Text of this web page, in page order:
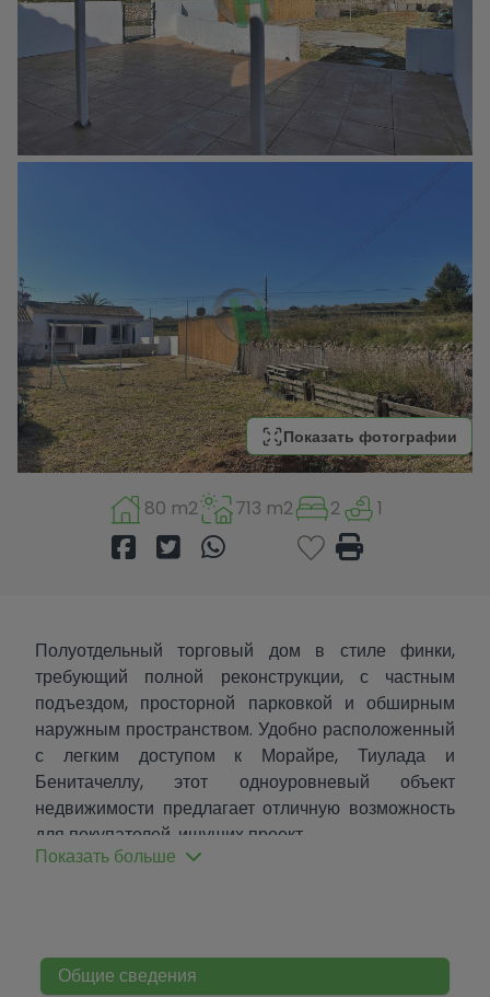
Показать фотографии
80 m2 713 m2 2 1
Полуотдельный торговый дом в стиле финки,
требующий полной реконструкции, с частным
подъездом, просторной парковкой и обширным
наружным пространством. Удобно расположенный
с легким доступом к Морайре, Тиулада и
Бенитачеллу, этот одноуровневый объект
недвижимости предлагает отличную возможность
для покупателей, ищущих проект.
открытым видом на гору Монхайо. Внутри
находятся светлая гостиная с камином и прямым
Показать больше
Общие сведения